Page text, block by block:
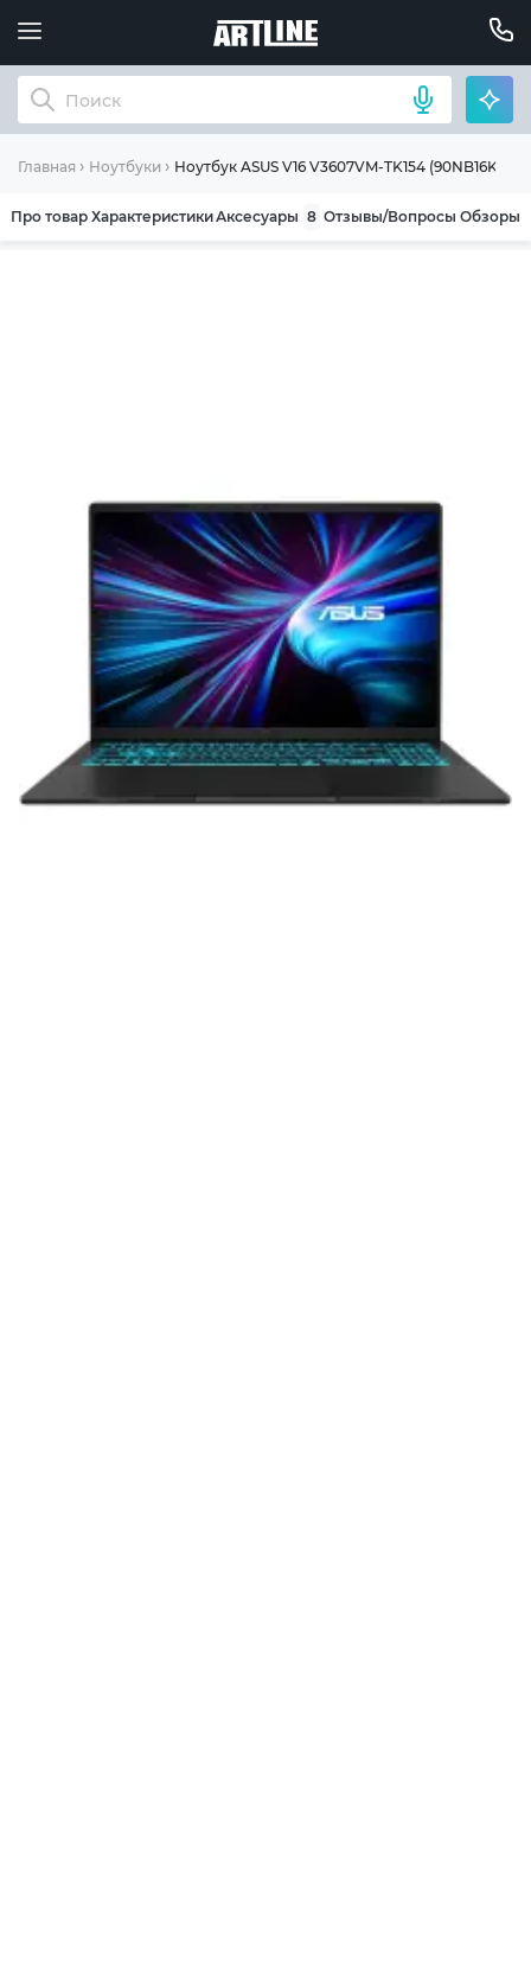
Главная Ноутбуки Ноутбук ASUS V16 V3607VM-TK154 (90NB16K1-
Про товар ХарактеристикиАксесуары 8 Отзывы/Вопросы Обзоры
нашей продукции. Мы уверены, что
приобретенная вами техника будет служить
вам долгие годы при соблюдении правил
эксплуатации и хранения.
Гарантия от производителя